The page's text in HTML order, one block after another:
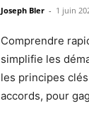
Joseph Bler - 1 juin
Comprendre
simplifie les
les principes
accords, pour